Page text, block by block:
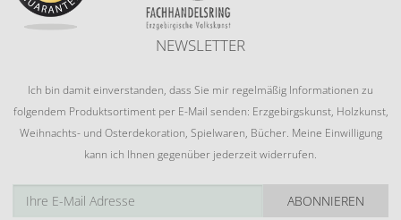
NEWSLETTER
Ich bin damit einverstanden, dass Sie mir regelmäßig Informationen zu
folgendem Produktsortiment per E-Mail senden: Erzgebirgskunst, Holzkunst,
Weihnachts- und Osterdekoration, Spielwaren, Bücher. Meine Einwilligung
kann ich Ihnen gegenüber jederzeit widerrufen.
ABONNIEREN